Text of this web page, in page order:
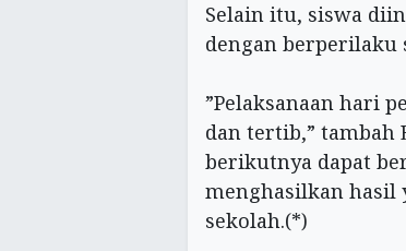
Selain itu, siswa
dengan berperilaku
‎”Pelaksanaan hari
dan tertib,” tambah
berikutnya dapat
menghasilkan hasil
sekolah.(*)